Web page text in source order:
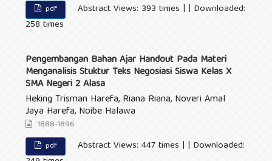
pdf
Abstract Views: 393 times | | Downloaded:
258 times
Pengembangan Bahan Ajar Handout Pada Materi
Menganalisis Stuktur Teks Negosiasi Siswa Kelas X
SMA Negeri 2 Alasa
Heking Trisman Harefa, Riana Riana, Noveri Amal
Jaya Harefa, Noibe Halawa
1888-1896
pdf
Abstract Views: 447 times | | Downloaded: